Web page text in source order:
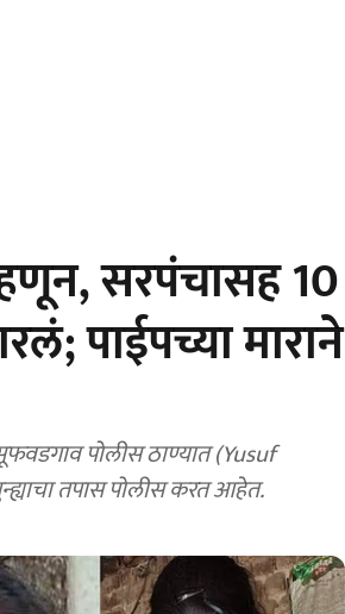
सरपंचासह 10
पाईपच्या माराने
पोलीस ठाण्यात (Yusuf
तपास पोलीस करत आहेत.